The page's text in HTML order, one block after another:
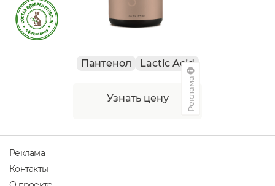
Пантенол Lactic Acid
Узнать цену Реклама
Реклама
Контакты